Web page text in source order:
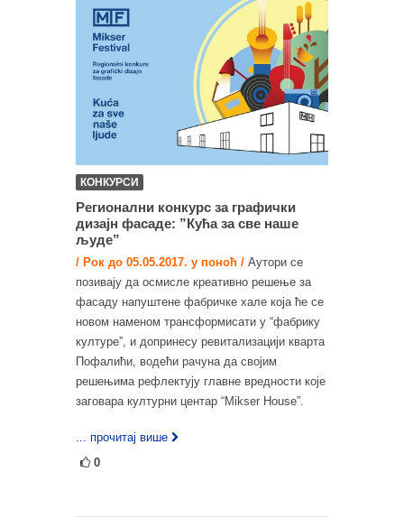
КОНКУРСИ
Регионални конкурс за графички
дизајн фасаде: ”Кућа за све наше
људе”
/ Рок до 05.05.2017. у поноћ / Аутори се
позивају да осмисле креативно решење за
фасаду напуштене фабричке хале која ће се
новом наменом трансформисати у “фабрику
културе”, и допринесу ревитализацији кварта
Пофалићи, водећи рачуна да својим
решењима рефлектују главне вредности које
заговара културни центар “Mikser House”.
... прочитај више
0